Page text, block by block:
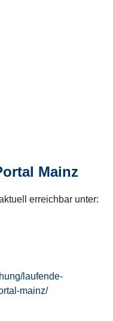
Mainz
erreichbar unter:
laufende-
mainz/